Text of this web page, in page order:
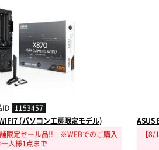
ID 1153457
(パソコン工房限定モデル)
舗限定セール品!! ※WEBでのご購入
人様1点まで
ASUS
【